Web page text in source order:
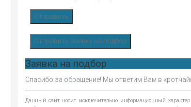
Отправить
Отправить заявку на подбор
Заявка на подбор
Спасибо за обращение! Мы ответим Вам в
Данный сайт носит исключительно информационный